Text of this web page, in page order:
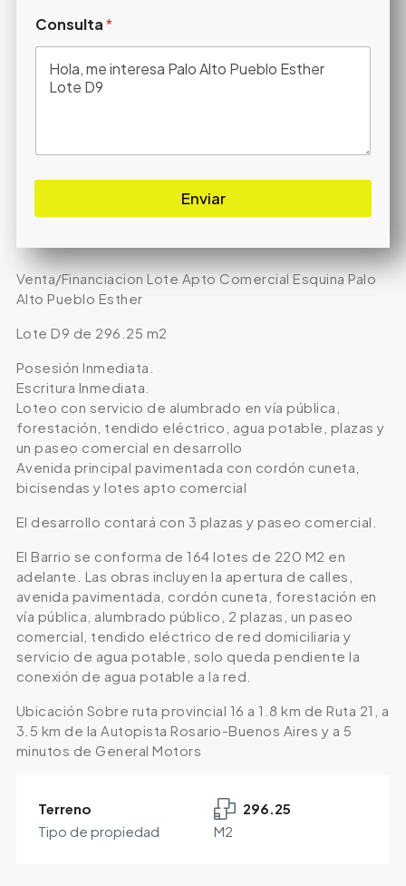
Consulta*
Enviar
Venta/Financiacion Lote Apto Comercial Esquina Palo
Alto Pueblo Esther
Lote D9 de 296.25 m2
Posesión Inmediata.
Escritura Inmediata.
Loteo con servicio de alumbrado en vía pública,
forestación, tendido eléctrico, agua potable, plazas y
un paseo comercial en desarrollo
Avenida principal pavimentada con cordón cuneta,
bicisendas y lotes apto comercial
El desarrollo contará con 3 plazas y paseo comercial.
El Barrio se conforma de 164 lotes de 220 M2 en
adelante. Las obras incluyen la apertura de calles,
avenida pavimentada, cordón cuneta, forestación en
vía pública, alumbrado público, 2 plazas, un paseo
comercial, tendido eléctrico de red domiciliaria y
servicio de agua potable, solo queda pendiente la
conexión de agua potable a la red.
Ubicación Sobre ruta provincial 16 a 1.8 km de Ruta 21, a
3.5 km de la Autopista Rosario-Buenos Aires y a 5
minutos de General Motors
Terreno
Tipo de propiedad
296.25
M2